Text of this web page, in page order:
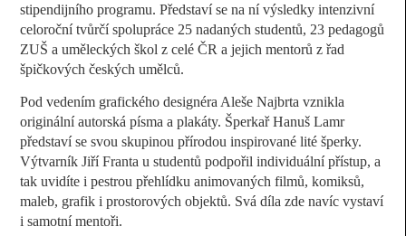
stipendijního programu. Představí se na ní výsledky intenzivní
celoroční tvůrčí spolupráce 25 nadaných studentů, 23 pedagogů
ZUŠ a uměleckých škol z celé ČR a jejich mentorů z řad
špičkových českých umělců.
Pod vedením grafického designéra Aleše Najbrta vznikla
originální autorská písma a plakáty. Šperkař Hanuš Lamr
představí se svou skupinou přírodou inspirované lité šperky.
Výtvarník Jiří Franta u studentů podpořil individuální přístup, a
tak uvidíte i pestrou přehlídku animovaných filmů, komiksů,
maleb, grafik i prostorových objektů. Svá díla zde navíc vystaví
i samotní mentoři.